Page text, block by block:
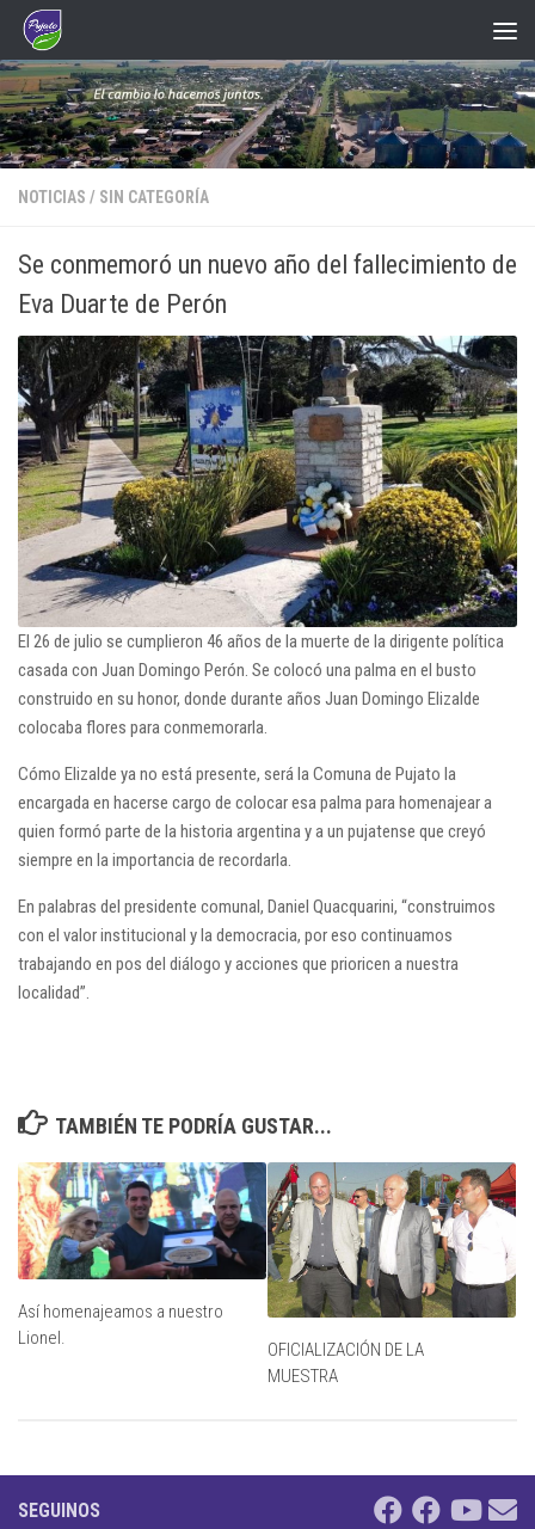
Saltar al contenido
NOTICIAS / SIN CATEGORÍA
Se conmemoró un nuevo año del fallecimiento de
Eva Duarte de Perón
El 26 de julio se cumplieron 46 años de la muerte de la dirigente política
casada con Juan Domingo Perón. Se colocó una palma en el busto
construido en su honor, donde durante años Juan Domingo Elizalde
colocaba flores para conmemorarla.
Cómo Elizalde ya no está presente, será la Comuna de Pujato la
encargada en hacerse cargo de colocar esa palma para homenajear a
quien formó parte de la historia argentina y a un pujatense que creyó
siempre en la importancia de recordarla.
En palabras del presidente comunal, Daniel Quacquarini, “construimos
con el valor institucional y la democracia, por eso continuamos
trabajando en pos del diálogo y acciones que prioricen a nuestra
localidad”.
TAMBIÉN TE PODRÍA GUSTAR...
Así homenajeamos a nuestro
Lionel.
OFICIALIZACIÓN DE LA
MUESTRA
SEGUINOS